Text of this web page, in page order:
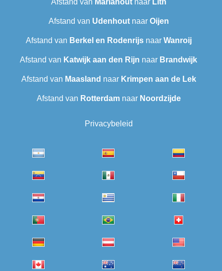
Afstand van Mariahoutnaar Lith
Afstand van Udenhoutnaar Oijen
Afstand van Berkel en Rodenrijsnaar Wanroij
Afstand van Katwijk aan den Rijn naar Brandwijk
Afstand van Maasland naar Krimpen aan de Lek
Afstand van Rotterdamnaar Noordzijde
Privacybeleid